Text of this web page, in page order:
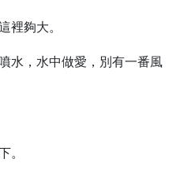
裡夠大。
水，水中做愛，別有一番風
。